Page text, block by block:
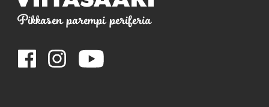
Pikkasen parempi periferia